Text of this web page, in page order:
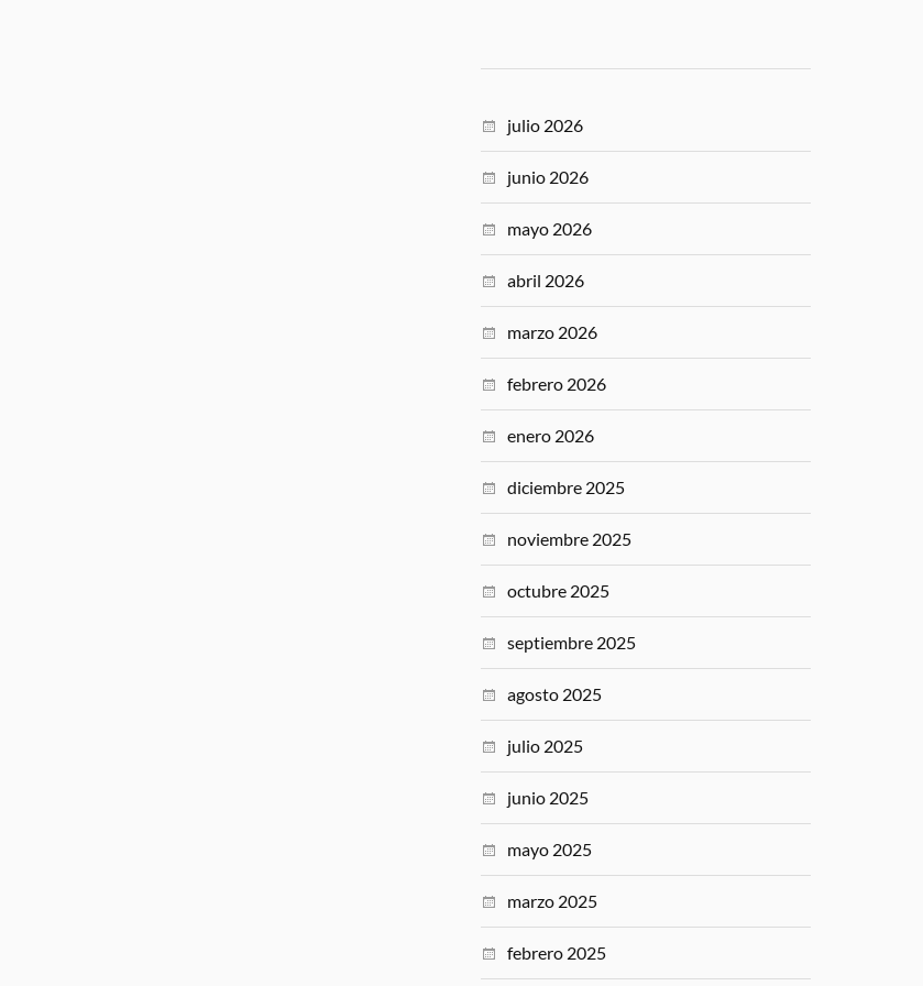
julio 2026
junio 2026
mayo 2026
abril 2026
marzo 2026
febrero 2026
enero 2026
diciembre 2025
noviembre 2025
octubre 2025
septiembre 2025
agosto 2025
julio 2025
junio 2025
mayo 2025
marzo 2025
febrero 2025